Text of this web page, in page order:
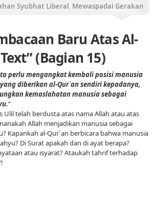
Syubhat Liberal , Mewaspadai Gerakan
Baru Atas Al-
(Bagian 15)
perlu mengangkat kembali posisi manusia
diberikan al-Qur`an sendiri kepadanya,
kemaslahatan manusia sebagai
”
Ulil telah berdusta atas nama Allah atau atas
Allah menjadikan manusia sebagai
Kapankah al-Qur`an berbicara bahwa manusia
Di Surat apakah dan di ayat berapa?
atau isyarat? Ataukah tahrif terhadap